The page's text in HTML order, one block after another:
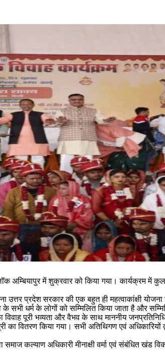
अम्बियापुर में शुक्रवार को किया गया। कार्यक्रम
उत्तर प्रदेश सरकार की एक बहुत ही महत्वाकांक्षी
धर्म के लोगों को सम्मिलित किया जाता है और
विवाह पूरी भव्यता और वैभव के साथ माननीय
वितरण किया गया। सभी अतिथिगण एवं अधिकारियों
कल्याण अधिकारी मीनाक्षी वर्मा एवं संबंधित खंड